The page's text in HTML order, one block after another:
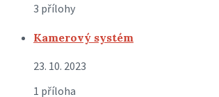
3 přílohy
Kamerový systém
23. 10. 2023
1 příloha